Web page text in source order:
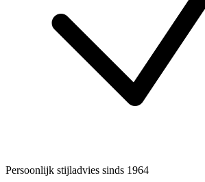
Persoonlijk stijladvies sinds 1964